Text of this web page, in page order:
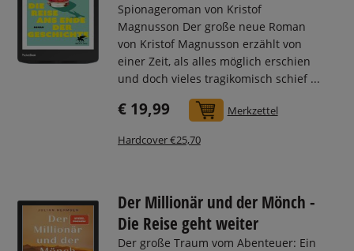
Spionageroman von Kristof
Magnusson Der große neue Roman
von Kristof Magnusson erzählt von
einer Zeit, als alles möglich erschien
und doch vieles tragikomisch schief ...
€ 19,99 In den Warenkorb
Merkzettel
Hardcover €25,70
Der Millionär und der Mönch -
Die Reise geht weiter
Der große Traum vom Abenteuer: Ein